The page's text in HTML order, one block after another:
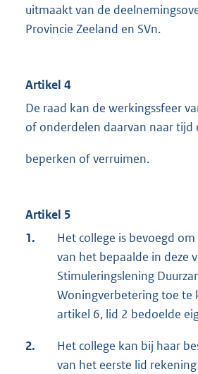
uitmaakt van de
Provincie Zeeland en SVn.
Artikel 4
De raad kan de werkingssfeer
of onderdelen daarvan naar tijd
beperken of verruimen.
Artikel 5
1.
Het college is bevoegd
van het bepaalde in deze
Stimuleringslening
Woningverbetering toe te
artikel 6, lid 2 bedoelde
2.
Het college kan bij haar
van het eerste lid